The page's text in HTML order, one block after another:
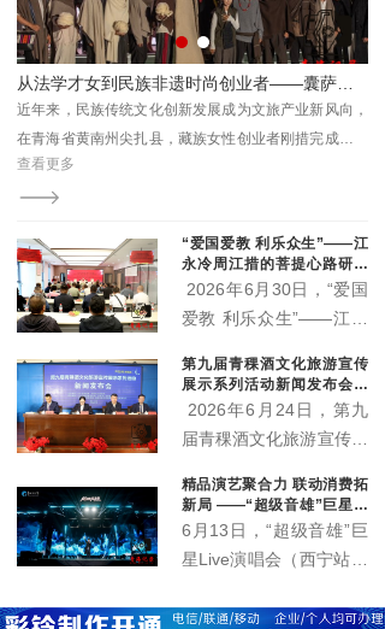
理弓鸽出席活动。州直相
关部门、三江源国家公园
各园区管委会及基层代表
参加活动。
从法学才女到民族非遗时尚创业者——囊萨品牌主理人刚措的逐梦之路
近年来，民族传统文化创新发展成为文旅产业新风向，
在青海省黄南州尖扎县，藏族女性创业者刚措完成了一
次跨界蜕变：放弃法学专业的安稳路径，深耕藏地非遗
服饰创新，打造囊萨本土民族品牌，用心走好传统活
查看更多
“爱国爱教 利乐众生”——江
永冷周江措的菩提心路研讨
会在西宁举行 两部新作正式
2026年6月30日，“爱国
爱教 利乐众生”——江永
会在青海西宁顺利举办。
活动现场正式宣布，由江
永冷周江措躬身实践总结
路》《菩提心语·渡心
筏》两部著作正式出版发
行，为新时代藏传佛教中
提供鲜活范本。
第九届青稞酒文化旅游宣传
展示系列活动新闻发布会召
开 “土族风情美·青稞美酒
2026年6月24日，第九
届青稞酒文化旅游宣传展
互助县天佑德大酒店隆重
召开。本届活动以"土族
风情美·青稞美酒香"为主
精品演艺聚合力 联动消费拓
新局 ——“超级音雄”巨星演
唱会带动文旅市场持续升温
6月13日，“超级音雄”巨
星Live演唱会（西宁站）
办。演唱会立足丰富群众